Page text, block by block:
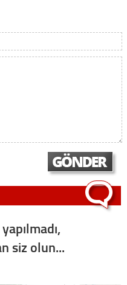
siz olun...